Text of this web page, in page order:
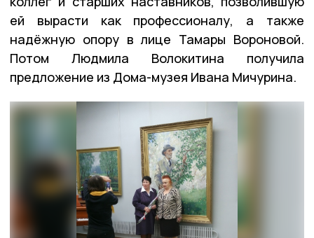
ей вырасти как профессионалу, а также
надёжную опору в лице Тамары Вороновой.
Потом Людмила Волокитина получила
предложение из Дома-музея Ивана Мичурина.